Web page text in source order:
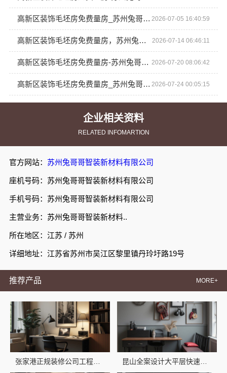
企业相关资料
RELATED INFOMARTION
官方网站： 苏州兔哥哥智装新材料有限公司
座机号码：苏州兔哥哥智装新材料有限公司
手机号码：苏州兔哥哥智装新材料有限公司
主营业务：苏州兔哥哥智装新材料..
所在地区：江苏 / 苏州
详细地址：江苏省苏州市吴江区黎里镇丹玲圩路19号
推荐产品 MORE+
高新区装饰毛坯房免费量房_苏州兔哥哥智装新材料有限公司 2026-07-05 16:40:59
高新区装饰毛坯房免费量房，苏州兔哥哥智装新材料有限公司 2026-07-14 06:46:11
高新区装饰毛坯房免费量房-苏州兔哥哥智装新材料有限公司 2026-07-20 08:06:42
高新区装饰毛坯房免费量房_苏州兔哥哥智装新材料有限公司 2026-07-24 00:05:15